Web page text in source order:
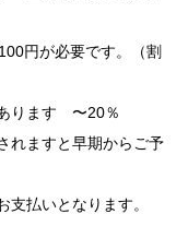
円が必要です。（割
ります 〜20％
れますと早期からご予
払いとなります。